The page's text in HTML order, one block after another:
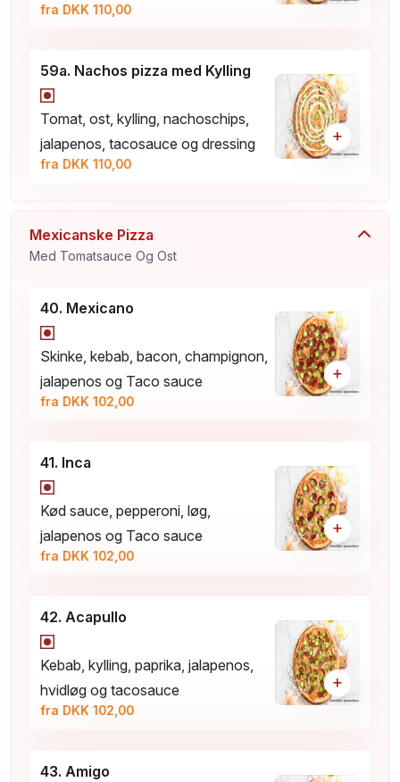
fra DKK 110,00
59a. Nachos pizza med Kylling
Tomat, ost, kylling, nachoschips,
jalapenos, tacosauce og dressing
fra DKK 110,00
+
Mexicanske Pizza
Med Tomatsauce Og Ost
40. Mexicano
Skinke, kebab, bacon, champignon,
jalapenos og Taco sauce
fra DKK 102,00
+
41. Inca
Kød sauce, pepperoni, løg,
jalapenos og Taco sauce
fra DKK 102,00
+
42. Acapullo
Kebab, kylling, paprika, jalapenos,
hvidløg og tacosauce
fra DKK 102,00
+
43. Amigo